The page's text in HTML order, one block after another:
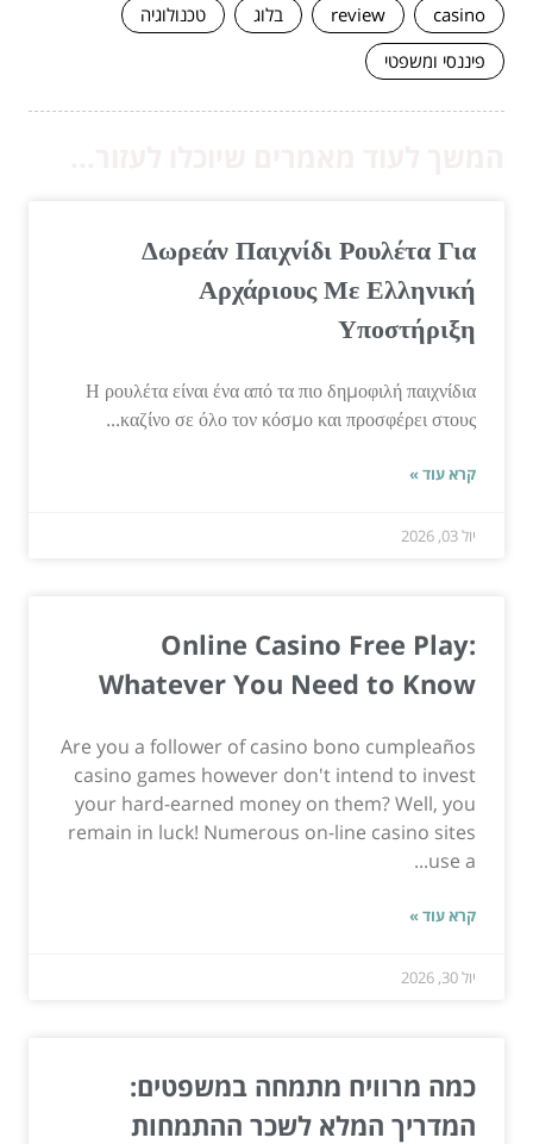
casino
review בלוג
טכנולוגיה
פיננסי ומשפטי
Δωρεάν Παιχνίδι Ρουλέτα Για
Αρχάριους Με Ελληνική
Υποστήριξη
Η ρουλέτα είναι ένα από τα πιο δημοφιλή παιχνίδια
καζίνο σε όλο τον κόσμο και προσφέρει στους...
קרא עוד »
יול 03, 2026
Online Casino Free Play:
Whatever You Need to Know
Are you a follower of casino bono cumpleaños
casino games however don't intend to invest
your hard-earned money on them? Well, you
remain in luck! Numerous on-line casino sites
use a...
קרא עוד »
יול 30, 2026
כמה מרוויח מתמחה במשפטים:
המדריך המלא לשכר ההתמחות